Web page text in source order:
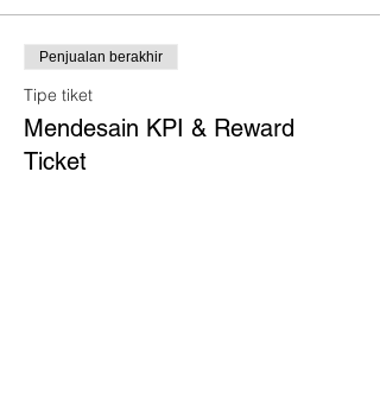
Penjualan berakhir
Tipe tiket
Mendesain KPI & Reward
Ticket